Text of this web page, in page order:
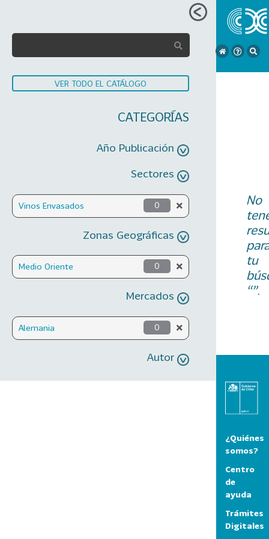
VER TODO EL CATÁLOGO
CATEGORÍAS
Año Publicación
Sectores
Vinos Envasados 0
Zonas Geográficas
Medio Oriente 0
Mercados
Alemania 0
Autor
No
tu
“”.
¿Quiénes
somos?
Centro
de
ayuda
Trámites
Digitales